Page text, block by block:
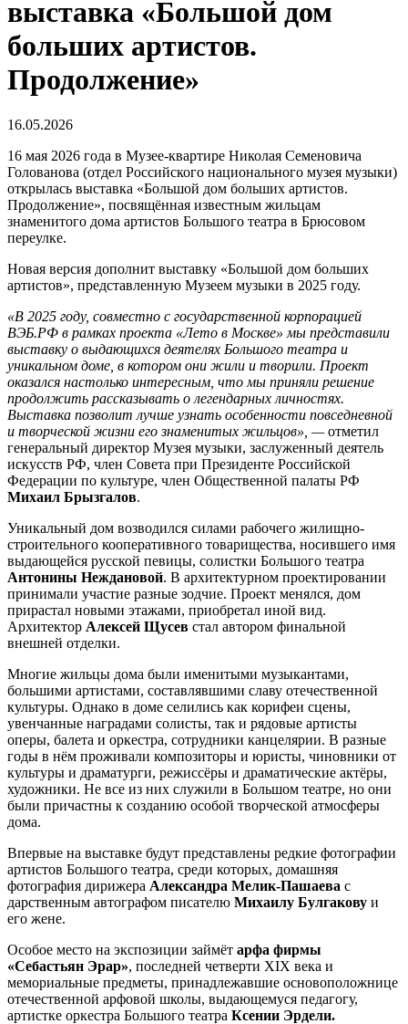
выставка «Большой дом
больших артистов.
Продолжение»
16.05.2026
16 мая 2026 года в Музее-квартире Николая Семеновича
Голованова (отдел Российского национального музея музыки)
открылась выставка «Большой дом больших артистов.
Продолжение», посвящённая известным жильцам
знаменитого дома артистов Большого театра в Брюсовом
переулке.
Новая версия дополнит выставку «Большой дом больших
артистов», представленную Музеем музыки в 2025 году.
«В 2025 году, совместно с государственной корпорацией
ВЭБ.РФ в рамках проекта «Лето в Москве» мы представили
выставку о выдающихся деятелях Большого театра и
уникальном доме, в котором они жили и творили. Проект
оказался настолько интересным, что мы приняли решение
продолжить рассказывать о легендарных личностях.
Выставка позволит лучше узнать особенности повседневной
и творческой жизни его знаменитых жильцов», —отметил
генеральный директор Музея музыки, заслуженный деятель
искусств РФ, член Совета при Президенте Российской
Федерации по культуре, член Общественной палаты РФ
Михаил Брызгалов.
Уникальный дом возводился силами рабочего жилищно-
строительного кооперативного товарищества, носившего имя
выдающейся русской певицы, солистки Большого театра
Антонины Неждановой. В архитектурном проектировании
принимали участие разные зодчие. Проект менялся, дом
прирастал новыми этажами, приобретал иной вид.
Архитектор Алексей Щусев стал автором финальной
внешней отделки.
Многие жильцы дома были именитыми музыкантами,
большими артистами, составлявшими славу отечественной
культуры. Однако в доме селились как корифеи сцены,
увенчанные наградами солисты, так и рядовые артисты
оперы, балета и оркестра, сотрудники канцелярии. В разные
годы в нём проживали композиторы и юристы, чиновники от
культуры и драматурги, режиссёры и драматические актёры,
художники. Не все из них служили в Большом театре, но они
были причастны к созданию особой творческой атмосферы
дома.
Впервые на выставке будут представлены редкие фотографии
артистов Большого театра, среди которых, домашняя
фотография дирижера Александра Мелик-Пашаева с
дарственным автографом писателю Михаилу Булгакову и
его жене.
Особое место на экспозиции займёт арфа фирмы
«Себастьян Эрар», последней четверти XIX века и
мемориальные предметы, принадлежавшие основоположнице
отечественной арфовой школы, выдающемуся педагогу,
артистке оркестра Большого театра Ксении Эрдели.